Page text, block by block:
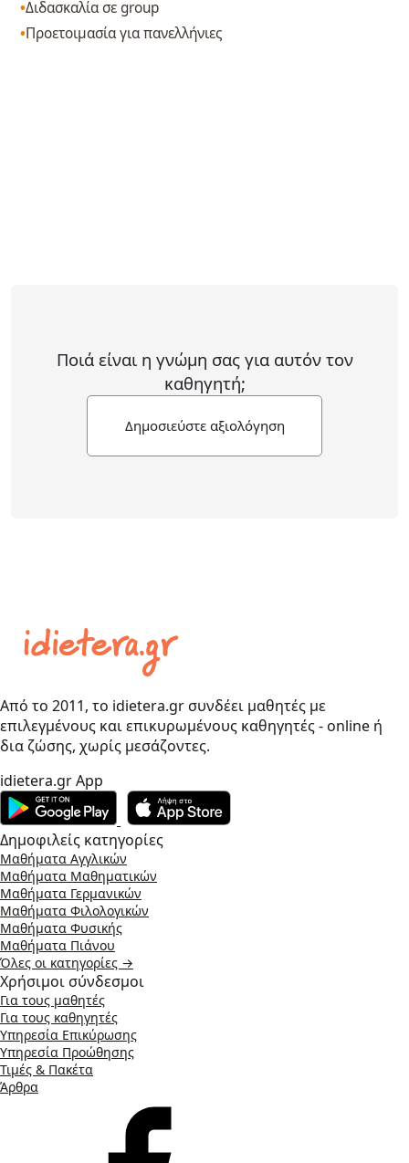
Διδασκαλία σε group
Προετοιμασία για πανελλήνιες
Ποιά είναι η γνώμη σας για αυτόν τον
καθηγητή;
Δημοσιεύστε αξιολόγηση
Από το 2011, το idietera.gr συνδέει μαθητές με
επιλεγμένους και επικυρωμένους καθηγητές - online ή
δια ζώσης, χωρίς μεσάζοντες.
idietera.gr App
Δημοφιλείς κατηγορίες
Μαθήματα Αγγλικών
Μαθήματα Μαθηματικών
Μαθήματα Γερμανικών
Μαθήματα Φιλολογικών
Μαθήματα Φυσικής
Μαθήματα Πιάνου
Όλες οι κατηγορίες →
Χρήσιμοι σύνδεσμοι
Για τους μαθητές
Για τους καθηγητές
Υπηρεσία Επικύρωσης
Υπηρεσία Προώθησης
Τιμές & Πακέτα
Άρθρα